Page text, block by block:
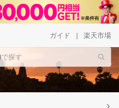
ガイド 楽天市場